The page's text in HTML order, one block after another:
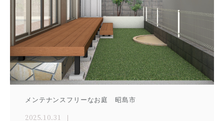
メンテナンスフリーなお庭 昭島市
2025.10.31